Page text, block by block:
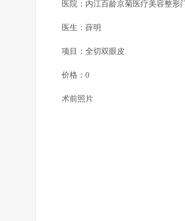
医院：内江百龄京菊医疗美容整形
医生：薛明
项目：全切双眼皮
价格：0
术前照片